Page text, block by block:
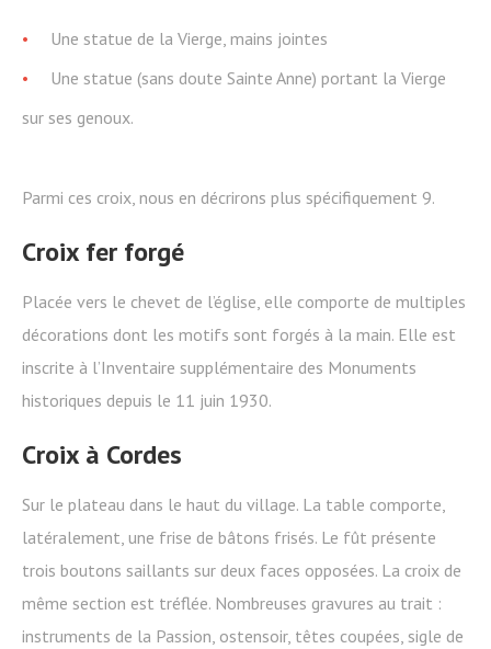
Une statue de la Vierge, mains jointes
Une statue (sans doute Sainte Anne) portant la Vierge
sur ses genoux.
Parmi ces croix, nous en décrirons plus spécifiquement 9.
Croix fer forgé
Placée vers le chevet de l’église, elle comporte de multiples
décorations dont les motifs sont forgés à la main. Elle est
inscrite à l’Inventaire supplémentaire des Monuments
historiques depuis le 11 juin 1930.
Croix à Cordes
Sur le plateau dans le haut du village. La table comporte,
latéralement, une frise de bâtons frisés. Le fût présente
trois boutons saillants sur deux faces opposées. La croix de
même section est tréflée. Nombreuses gravures au trait :
instruments de la Passion, ostensoir, têtes coupées, sigle de